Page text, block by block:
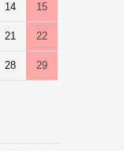
14 15
21 22
28 29